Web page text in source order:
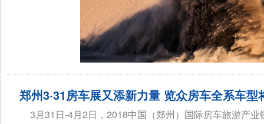
郑州3·31房车展又添新力量 览众房车全系车型
3月31日-4月2日，2018中国（郑州）国际房车旅游产